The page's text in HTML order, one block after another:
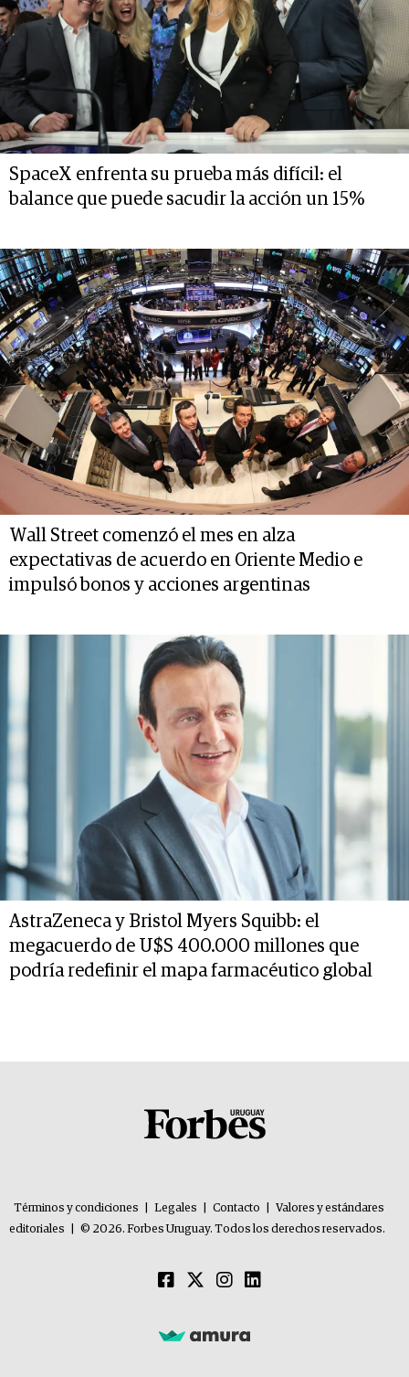
SpaceX enfrenta su prueba más difícil: el
balance que puede sacudir la acción un 15%
Wall Street comenzó el mes en alza
expectativas de acuerdo en Oriente Medio e
impulsó bonos y acciones argentinas
AstraZeneca y Bristol Myers Squibb: el
megacuerdo de U$S 400.000 millones que
podría redefinir el mapa farmacéutico global
Términos y condiciones Legales Contacto
Valores y estándares
editoriales
© 2026. Forbes Uruguay. Todos los derechos reservados.